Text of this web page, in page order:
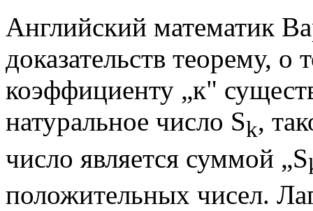
Английский математик
доказательств теорему,
коэффициенту „к"
натуральное число Sk,
число является суммой „S
положительных чисел.